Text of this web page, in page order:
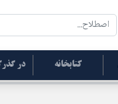
کتابخانه در